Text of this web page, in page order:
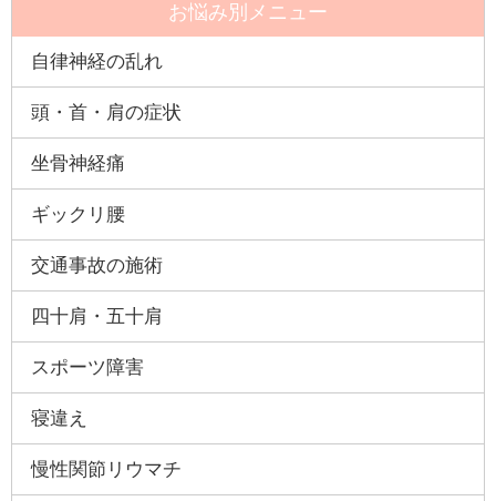
お悩み別メニュー
自律神経の乱れ
頭・首・肩の症状
坐骨神経痛
ギックリ腰
交通事故の施術
四十肩・五十肩
スポーツ障害
寝違え
慢性関節リウマチ